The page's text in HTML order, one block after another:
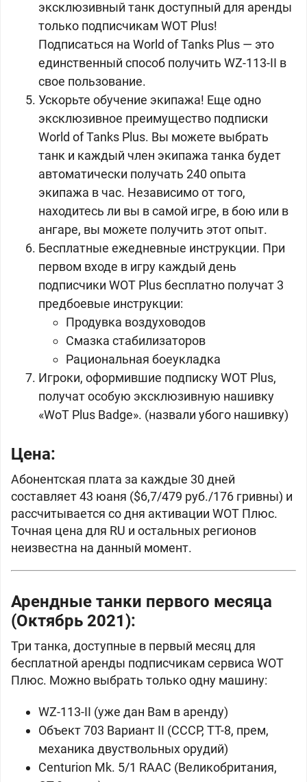
эксклюзивный танк доступный для аренды
только подписчикам WOT Plus!
Подписаться на World of Tanks Plus — это
единственный способ получить WZ-113-II в
свое пользование.
Ускорьте обучение экипажа! Еще одно
эксклюзивное преимущество подписки
World of Tanks Plus. Вы можете выбрать
танк и каждый член экипажа танка будет
автоматически получать 240 опыта
экипажа в час. Независимо от того,
находитесь ли вы в самой игре, в бою или в
ангаре, вы можете получить этот опыт.
Бесплатные ежедневные инструкции. При
первом входе в игру каждый день
подписчики WOT Plus бесплатно получат 3
предбоевые инструкции:
Продувка воздуховодов
Смазка стабилизаторов
Рациональная боеукладка
Игроки, оформившие подписку WOT Plus,
получат особую эксклюзивную нашивку
«WoT Plus Badge». (назвали убого нашивку)
Цена:
Абонентская плата за каждые 30 дней
составляет 43 юаня ($6,7/479 руб./176 гривны) и
рассчитывается со дня активации WOT Плюс.
Точная цена для RU и остальных регионов
неизвестна на данный момент.
Арендные танки первого месяца
(Октябрь 2021):
Три танка, доступные в первый месяц для
бесплатной аренды подписчикам сервиса WOT
Плюс. Можно выбрать только одну машину:
WZ-113-II (уже дан Вам в аренду)
Объект 703 Вариант II (СССР, ТТ-8, прем,
механика двуствольных орудий)
Centurion Mk. 5/1 RAAC (Великобритания,